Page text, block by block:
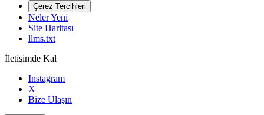
Çerez Tercihleri
Neler Yeni
Site Haritası
llms.txt
İletişimde Kal
Instagram
X
Bize Ulaşın